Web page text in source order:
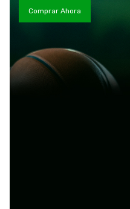
Comprar Ahora